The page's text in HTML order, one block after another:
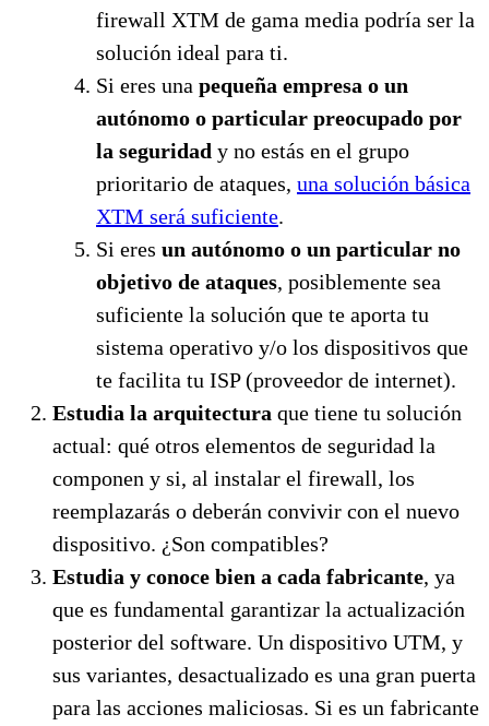
firewall XTM de gama media podría ser la
solución ideal para ti.
Si eres una pequeña empresa o un
autónomo o particular preocupado por
la seguridad y no estás en el grupo
prioritario de ataques, una solución básica
XTM será suficiente.
Si eres un autónomo o un particular no
objetivo de ataques, posiblemente sea
suficiente la solución que te aporta tu
sistema operativo y/o los dispositivos que
te facilita tu ISP (proveedor de internet).
Estudia la arquitectura que tiene tu solución
actual: qué otros elementos de seguridad la
componen y si, al instalar el firewall, los
reemplazarás o deberán convivir con el nuevo
dispositivo. ¿Son compatibles?
Estudia y conoce bien a cada fabricante, ya
que es fundamental garantizar la actualización
posterior del software. Un dispositivo UTM, y
sus variantes, desactualizado es una gran puerta
para las acciones maliciosas. Si es un fabricante